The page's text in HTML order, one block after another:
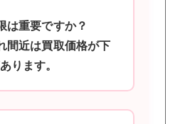
は重要ですか？
間近は買取価格が下
ります。